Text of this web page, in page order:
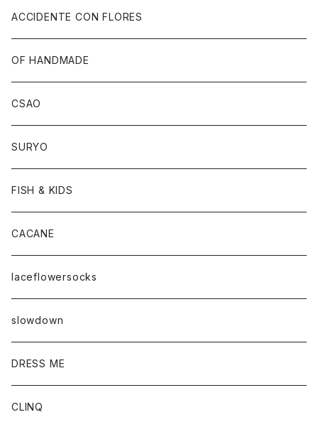
ACCIDENTE CON FLORES
OF HANDMADE
CSAO
SURYO
FISH & KIDS
CACANE
laceflowersocks
slowdown
DRESS ME
CLINQ